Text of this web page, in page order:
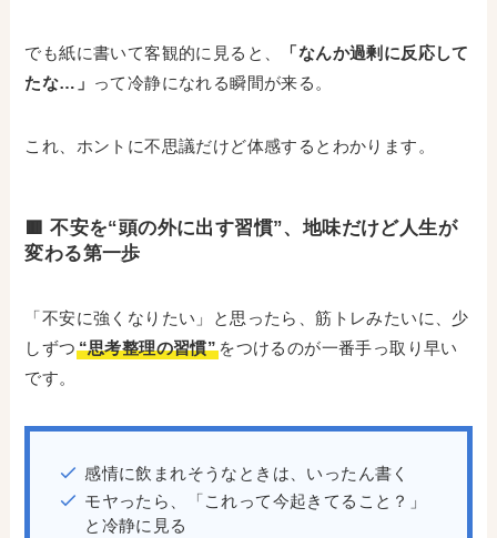
でも紙に書いて客観的に見ると、
「なんか過剰に反応して
たな…」 って冷静になれる瞬間が来る。
これ、ホントに不思議だけど体感するとわかります。
🟥 不安を“頭の外に出す習慣”、地味だけど人生が
変わる第一歩
「不安に強くなりたい」と思ったら、筋トレみたいに、少
しずつ “思考整理の習慣” をつけるのが一番手っ取り早い
です。
感情に飲まれそうなときは、いったん書く
モヤったら、「これって今起きてること？」
と冷静に見る